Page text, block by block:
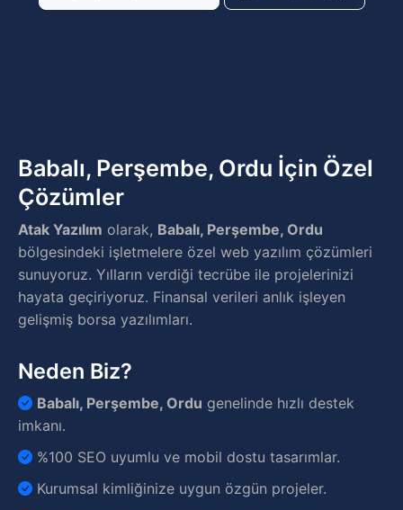
Babalı, Perşembe, Ordu İçin Özel
Çözümler
Atak Yazılım olarak, Babalı, Perşembe, Ordu
bölgesindeki işletmelere özel web yazılım çözümleri
sunuyoruz. Yılların verdiği tecrübe ile projelerinizi
hayata geçiriyoruz. Finansal verileri anlık işleyen
gelişmiş borsa yazılımları.
Neden Biz?
Babalı, Perşembe, Ordu genelinde hızlı destek
imkanı.
%100 SEO uyumlu ve mobil dostu tasarımlar.
Kurumsal kimliğinize uygun özgün projeler.